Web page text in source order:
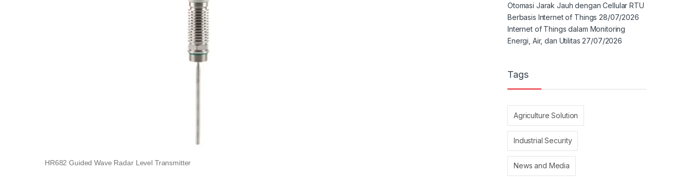
HR682 Guided Wave Radar Level Transmitter
Otomasi Jarak Jauh dengan Cellular RTU
Berbasis Internet of Things 28/07/2026
Internet of Things dalam Monitoring
Energi, Air, dan Utilitas 27/07/2026
Tags
Agriculture Solution
Industrial Security
News and Media